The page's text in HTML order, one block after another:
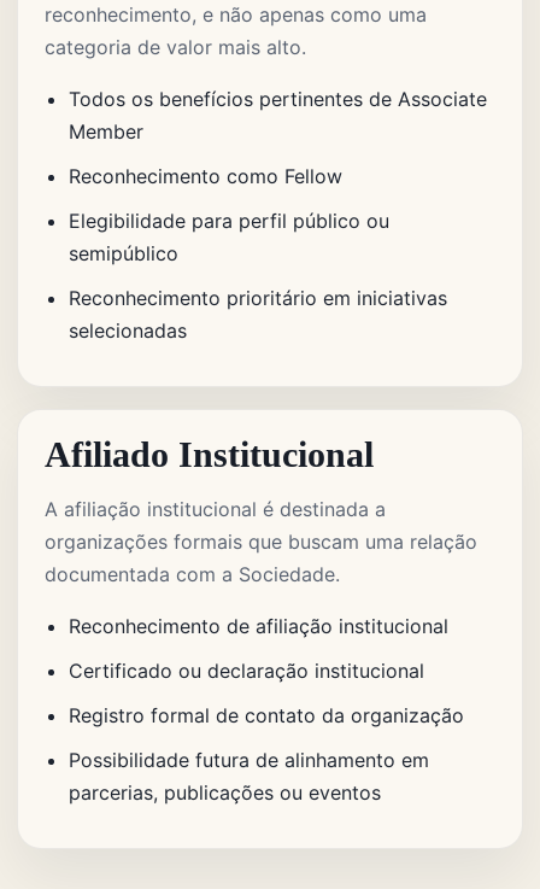
reconhecimento, e não apenas como uma
categoria de valor mais alto.
Todos os benefícios pertinentes de Associate
Member
Reconhecimento como Fellow
Elegibilidade para perfil público ou
semipúblico
Reconhecimento prioritário em iniciativas
selecionadas
Afiliado Institucional
A afiliação institucional é destinada a
organizações formais que buscam uma relação
documentada com a Sociedade.
Reconhecimento de afiliação institucional
Certificado ou declaração institucional
Registro formal de contato da organização
Possibilidade futura de alinhamento em
parcerias, publicações ou eventos